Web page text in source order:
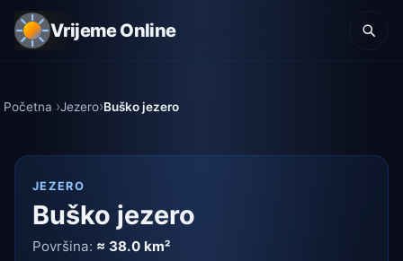
Vrijeme Online
Početna Jezero Buško jezero
JEZERO
Buško jezero
Površina: ≈ 38.0 km²